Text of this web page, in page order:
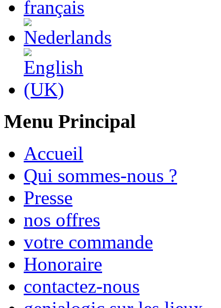
Menu Principal
Accueil
Qui sommes-nous ?
Presse
nos offres
votre commande
Honoraire
contactez-nous